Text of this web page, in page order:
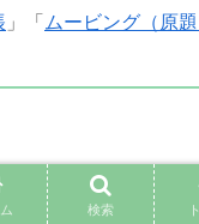
」「 ムービング（原題
んは９０年代から活
検索